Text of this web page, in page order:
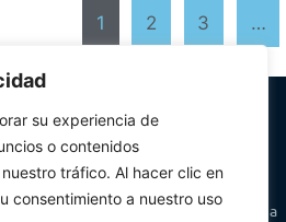
su experiencia de
o contenidos
tráfico. Al hacer clic en
consentimiento a nuestro uso
1 2 3 …
Oficinas de turismo
Visitas Guiadas
Folletos y multimedia